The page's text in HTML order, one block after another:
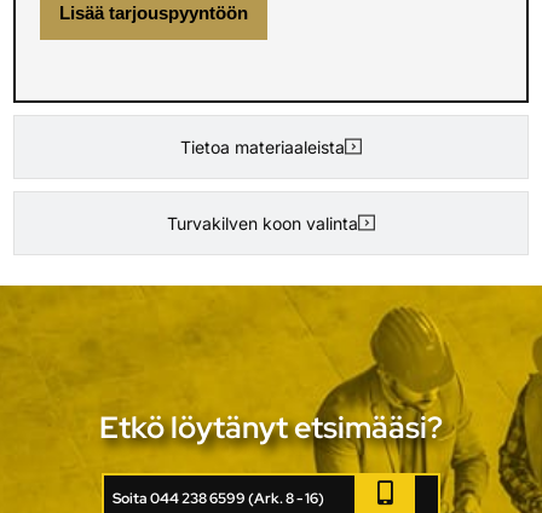
Tietoa materiaaleista
Turvakilven koon valinta
Lisää tarjouspyyntöön
Etkö löytänyt etsimääsi?
Soita 044 238 6599 (Ark. 8 - 16)